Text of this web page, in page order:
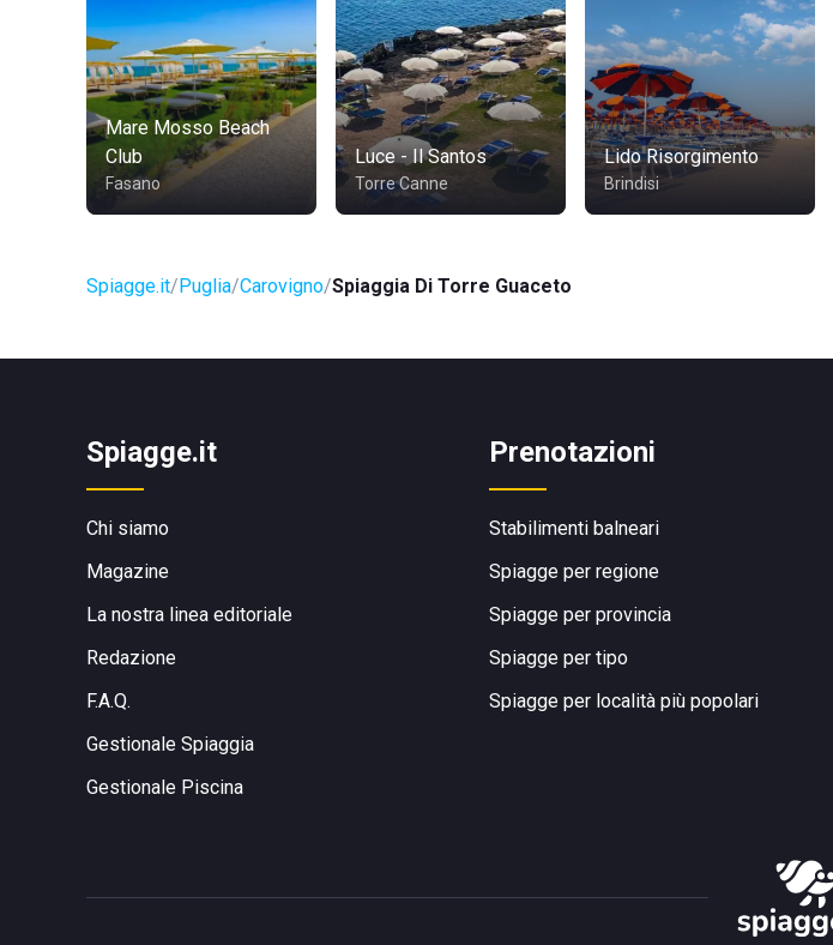
Mare Mosso Beach
Club
Fasano
Luce - Il Santos
Torre Canne
Lido Risorgimento
Brindisi
Spiagge.it Puglia Carovigno Spiaggia Di Torre Guaceto
Spiagge.it
Chi siamo
Magazine
La nostra linea editoriale
Redazione
F.A.Q.
Gestionale Spiaggia
Gestionale Piscina
Prenotazioni
Stabilimenti balneari
Spiagge per regione
Spiagge per provincia
Spiagge per tipo
Spiagge per località più popolari